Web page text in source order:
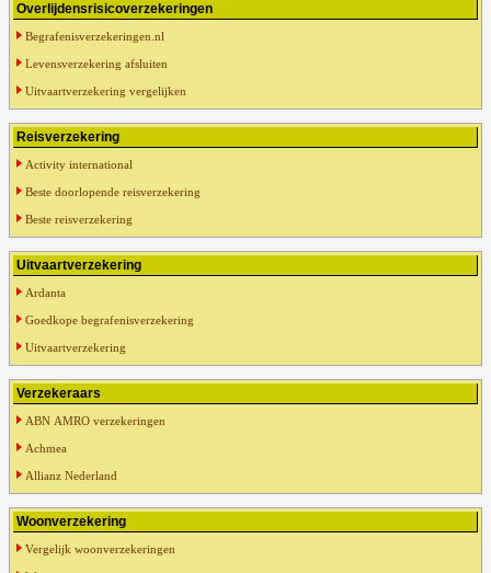
Overlijdensrisicoverzekeringen
Begrafenisverzekeringen.nl
Levensverzekering afsluiten
Uitvaartverzekering vergelijken
Reisverzekering
Activity international
Beste doorlopende reisverzekering
Beste reisverzekering
Uitvaartverzekering
Ardanta
Goedkope begrafenisverzekering
Uitvaartverzekering
Verzekeraars
ABN AMRO verzekeringen
Achmea
Allianz Nederland
Woonverzekering
Vergelijk woonverzekeringen